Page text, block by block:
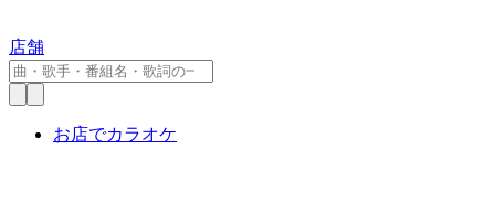
店舗
お店でカラオケ